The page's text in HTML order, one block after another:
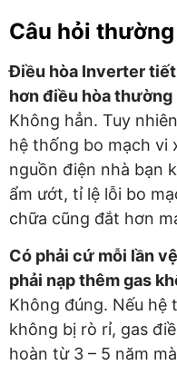
Câu hỏi thường
Điều hòa Inverter
hơn điều hòa thường
Không hẳn. Tuy
hệ thống bo mạch vi
nguồn điện nhà bạn
ẩm ướt, tỉ lệ lỗi bo
chữa cũng đắt hơn
Có phải cứ mỗi lần
phải nạp thêm gas
Không đúng. Nếu hệ
không bị rò rỉ, gas
hoàn từ 3 – 5 năm